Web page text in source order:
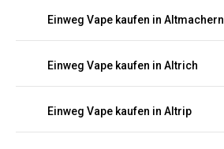
Einweg Vape kaufen in Altmachern
Einweg Vape kaufen in Altrich
Einweg Vape kaufen in Altrip